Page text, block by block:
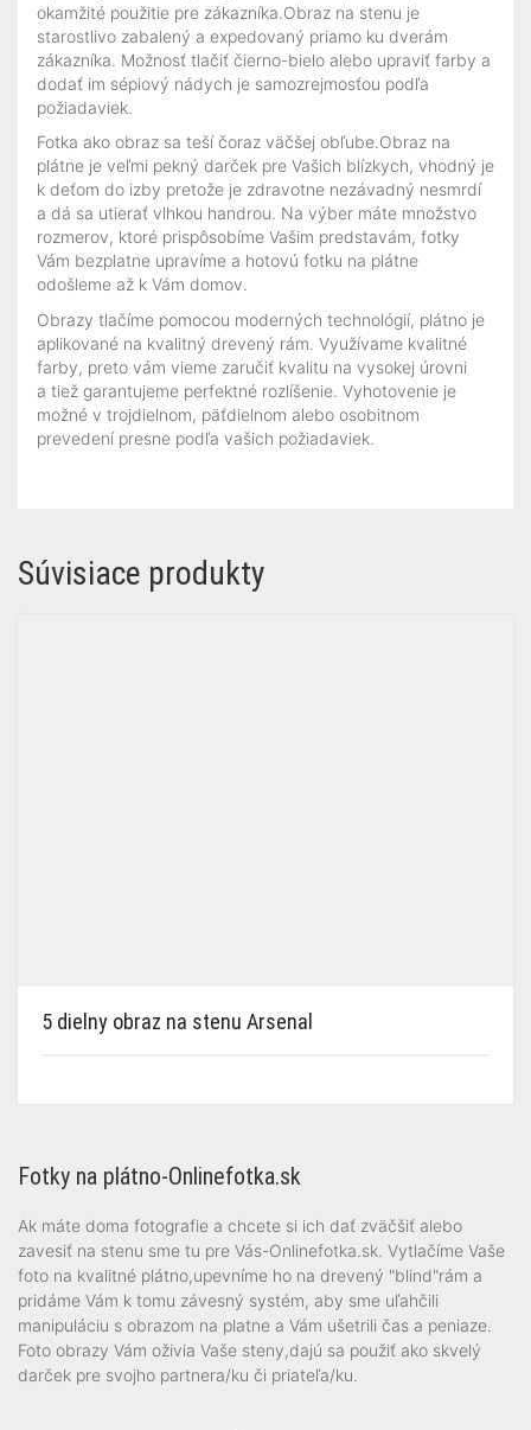
okamžité použitie pre zákazníka.Obraz na stenu je
starostlivo zabalený a expedovaný priamo ku dverám
zákazníka. Možnosť tlačiť čierno-bielo alebo upraviť farby a
dodať im sépiový nádych je samozrejmosťou podľa
požiadaviek.
Fotka ako obraz sa teší čoraz väčšej obľube.Obraz na
plátne je veľmi pekný darček pre Vašich blízkych, vhodný je
k deťom do izby pretože je zdravotne nezávadný nesmrdí
a dá sa utierať vlhkou handrou. Na výber máte množstvo
rozmerov, ktoré prispôsobíme Vašim predstavám, fotky
Vám bezplatne upravíme a hotovú fotku na plátne
odošleme až k Vám domov.
Obrazy tlačíme pomocou moderných technológií, plátno je
aplikované na kvalitný drevený rám. Využívame kvalitné
farby, preto vám vieme zaručiť kvalitu na vysokej úrovni
a tiež garantujeme perfektné rozlíšenie. Vyhotovenie je
možné v trojdielnom, päťdielnom alebo osobitnom
prevedení presne podľa vašich požiadaviek.
Súvisiace produkty
5 dielny obraz na stenu Arsenal
Fotky na plátno-Onlinefotka.sk
Ak máte doma fotografie a chcete si ich dať zväčšiť alebo
zavesiť na stenu sme tu pre Vás-Onlinefotka.sk. Vytlačíme Vaše
foto na kvalitné plátno,upevníme ho na drevený "blind"rám a
pridáme Vám k tomu závesný systém, aby sme uľahčili
manipuláciu s obrazom na platne a Vám ušetrili čas a peniaze.
Foto obrazy Vám oživia Vaše steny,dajú sa použiť ako skvelý
darček pre svojho partnera/ku či priateľa/ku.